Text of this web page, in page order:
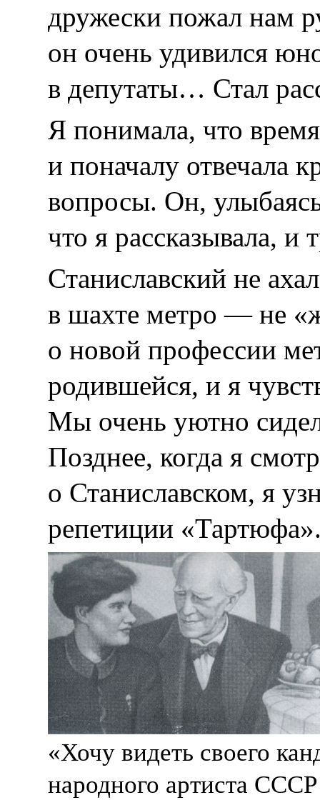
дружески пожал нам
он очень удивился
в депутаты… Стал
Я понимала, что
и поначалу отвечала
вопросы. Он,
что я рассказывала, и
Станиславский не
в шахте метро — не
о новой профессии
родившейся, и я
Мы очень уютно
Позднее, когда я
о Станиславском, я
репетиции
«Хочу видеть своего
народного артиста